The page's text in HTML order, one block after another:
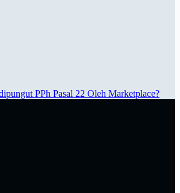
PPh Pasal 22 Oleh Marketplace?